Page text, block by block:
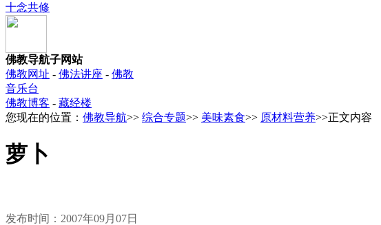
十念共修
佛教导航子网站
佛教网址 - 佛法讲座 - 佛教
音乐台
佛教博客 - 藏经楼
您现在的位置： 佛教导航>> 综合专题>> 美味素食>> 原材料营养>>正文内容
萝卜
发布时间：2007年09月07日